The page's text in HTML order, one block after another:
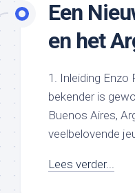
Een
en het
1. Inleiding Enzo
bekender is
Buenos Aires,
veelbelovende
Lees verder...